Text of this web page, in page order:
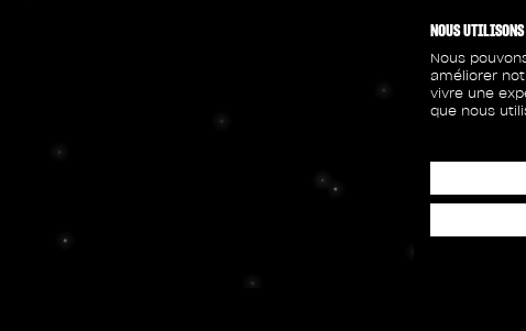
NOUS
Nous
améliorer
vivre une
que nous